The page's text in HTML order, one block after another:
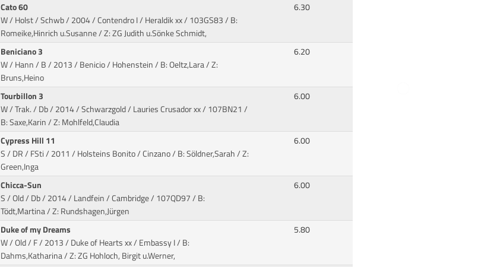
Cato 60
W / Holst / Schwb / 2004 / Contendro I / Heraldik xx/ 103GS83 / B:
Romeike,Hinrich u.Susanne / Z: ZG Judith u.Sönke Schmidt,
6.30
Beniciano 3
W / Hann / B / 2013 / Benicio / Hohenstein/ B: Oeltz,Lara / Z:
Bruns,Heino
6.20
Tourbillon 3
W / Trak. / Db / 2014 / Schwarzgold / Lauries Crusador xx/ 107BN21 /
B: Saxe,Karin / Z: Mohlfeld,Claudia
6.00
Cypress Hill 11
S / DR / FSti / 2011 / Holsteins Bonito / Cinzano/ B: Söldner,Sarah / Z:
Green,Inga
6.00
Chicca-Sun
S / Old / Db / 2014 / Landfein / Cambridge/ 107QD97 / B:
Tödt,Martina / Z: Rundshagen,Jürgen
6.00
Duke of my Dreams
W / Old / F / 2013 / Duke of Hearts xx / Embassy I/ B:
Dahms,Katharina / Z: ZG Hohloch, Birgit u.Werner,
5.80